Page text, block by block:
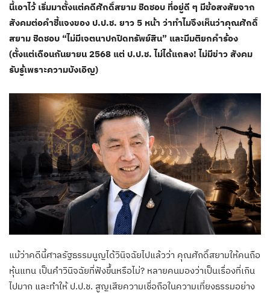
นี้เอาไว้ เริ่มมาตั้งแต่คดีศักดิ์สยาม ชิดชอบ ที่อยู่ดี ๆ มีข้อสงสัยจาก
สังคมต่อคำชี้แจงของ ป.ป.ช. ยาว 5 หน้า ว่าทำไมจึงเห็นว่าคุณศักดิ์
สยาม ชิดชอบ “ไม่มีเจตนาปกปิดทรัพย์สิน” และมีมติยกคำร้อง
(ตั้งแต่เดือนกันยายน 2568 แต่ ป.ป.ช. ไม่ได้แถลง! ไม่มีข่าว สังคม
รับรู้เพราะความบังเอิญ)
แม้ว่าคดีนี้ศาลรัฐธรรมนูญได้วินิจฉัยไปแล้วว่า คุณศักดิ์สยามให้คนถือ
หุ้นแทน เป็นคำวินิจฉัยที่ฟังขึ้นหรือไม่? หลายคนมองว่าเป็นเรื่องที่เกิน
ไปมาก และทำให้ ป.ป.ช. สูญเสียความเชื่อถือในความเที่ยงธรรมอย่าง